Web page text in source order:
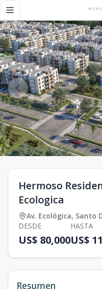
Toggle navigation menu
Hermoso
Ecologica
Av. Ecológica, Santo
DESDE
US$ 80,000
HASTA
US$
Resumen
Hermoso Residencial en la